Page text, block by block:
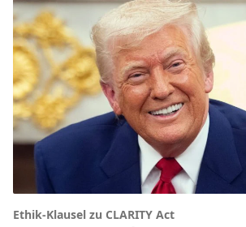
Ethik-Klausel zu CLARITY Act